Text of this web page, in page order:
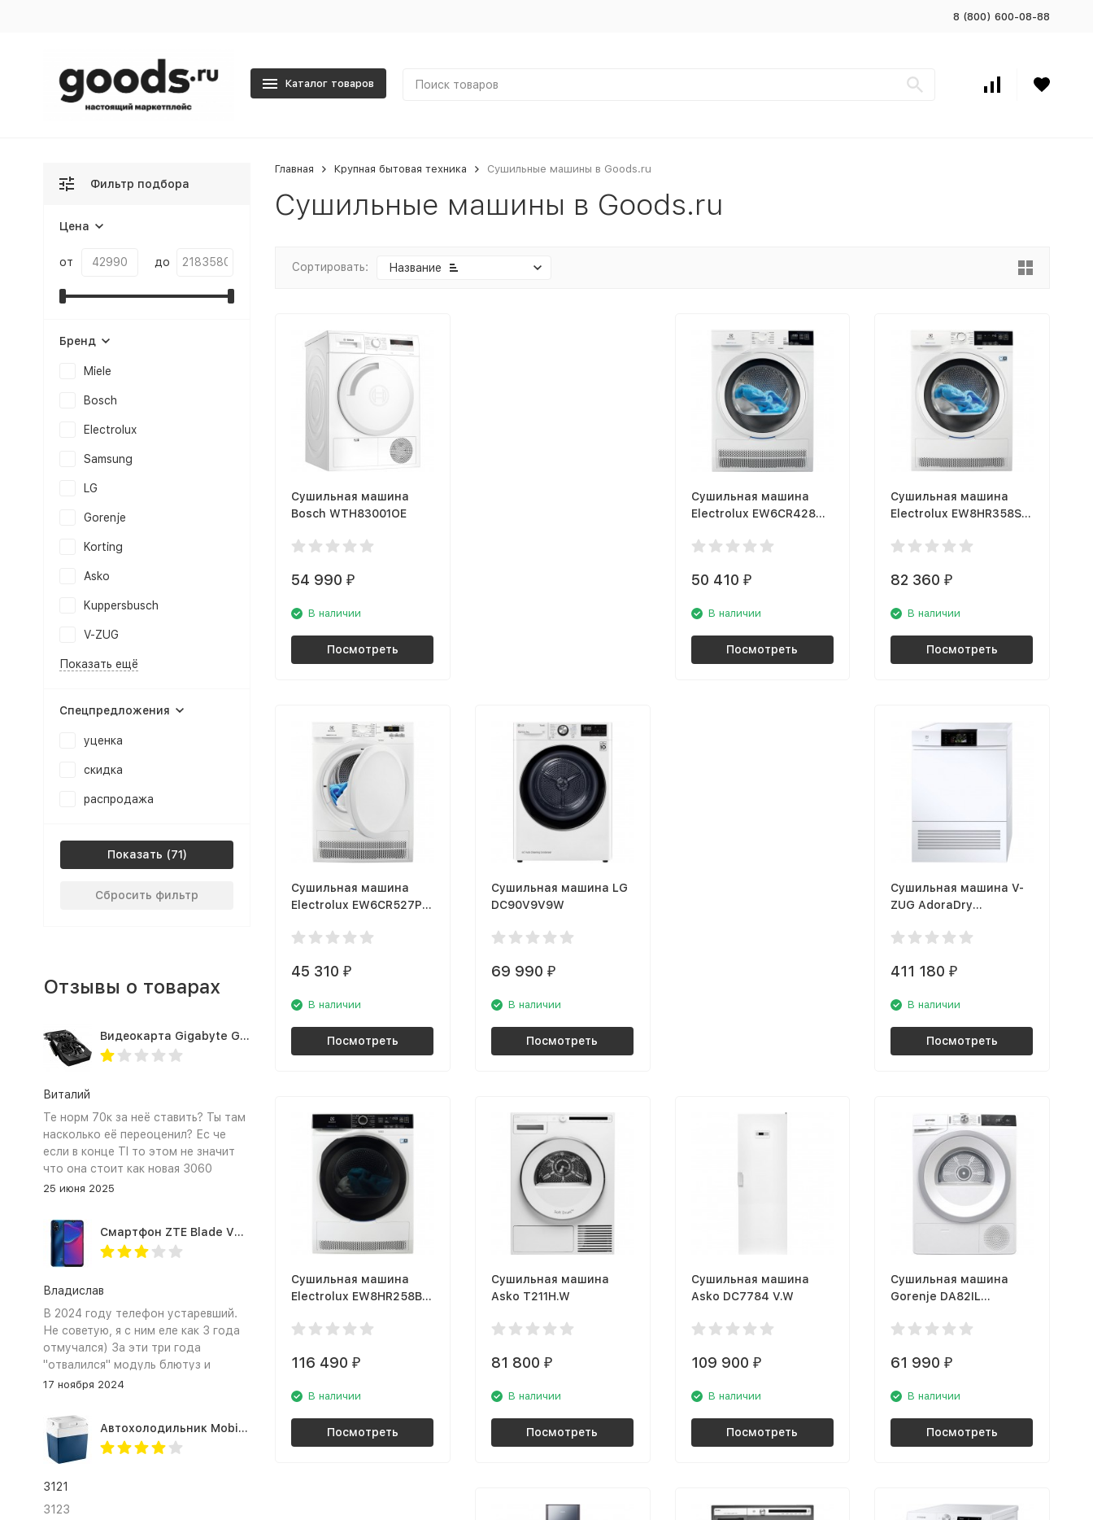
8 (800) 600-08-88
Каталог товаров
Главная Крупная бытовая техника Сушильные машины в Goods.ru
Сушильные машины в Goods.ru
Сортировать: Название
Сушильная машина
Bosch WTH83001OE
54 990 ₽
В наличии
Посмотреть
Сушильная машина
Electrolux EW6CR428W
50 410 ₽
В наличии
Посмотреть
Сушильная машина
Electrolux EW8HR358S
82 360₽
В наличии
Посмотреть
Сушильная машина
Electrolux EW6CR527P
45 310 ₽
В наличии
Посмотреть
Сушильная машина LG
DC90V9V9W
69 990 ₽
В наличии
Посмотреть
Сушильная машина V-
ZUG AdoraDry
411 180₽
В наличии
Посмотреть
Сушильная машина
Electrolux EW8HR258B
116 490 ₽
В наличии
Посмотреть
Сушильная машина
Asko T211H.W
81 800 ₽
В наличии
Посмотреть
Сушильная машина
Asko DC7784 V.W
109 900 ₽
В наличии
Посмотреть
Сушильная машина
Gorenje DA82IL
61 990₽
В наличии
Посмотреть
Фильтр подбора
Цена
от до
Бренд
Miele
Bosch
Electrolux
Samsung
LG
Gorenje
Korting
Asko
Kuppersbusch
V-ZUG
Показать ещё
Спецпредложения
уценка
скидка
распродажа
Показать
Сбросить фильтр
Отзывы о товарах
Видеокарта Gigabyte GTX1660TI 6GB (GV-N166TOC-6GD 1.0A)
Виталий
Те норм 70к за неё ставить? Ты там
насколько её переоценил? Ес че
если в конце TI то этом не значит
что она стоит как новая 3060
25 июня 2025
Смартфон ZTE Blade V2020 Smart 64 Гб синий
Владислав
В 2024 году телефон устаревший.
Не советую, я с ним еле как 3 года
отмучался) За эти три года
"отвалился" модуль блютуз и
сканер отпечатка пальца
17 ноября 2024
Автохолодильник Mobicool MV26 AC/DC
3121
3123